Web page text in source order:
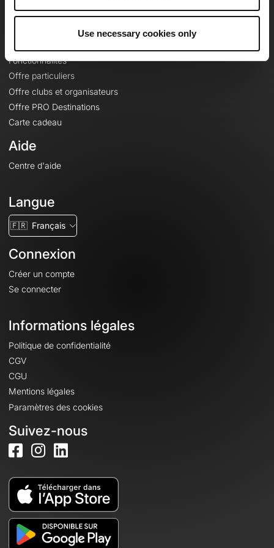
Use necessary cookies only
Fonctionnalités
Offre particuliers
Offre clubs et organisateurs
Offre PRO Destinations
Carte cadeau
Aide
Centre d'aide
Langue
🇫🇷 Français
Connexion
Créer un compte
Se connecter
Informations légales
Politique de confidentialité
CGV
CGU
Mentions légales
Paramètres des cookies
Suivez-nous